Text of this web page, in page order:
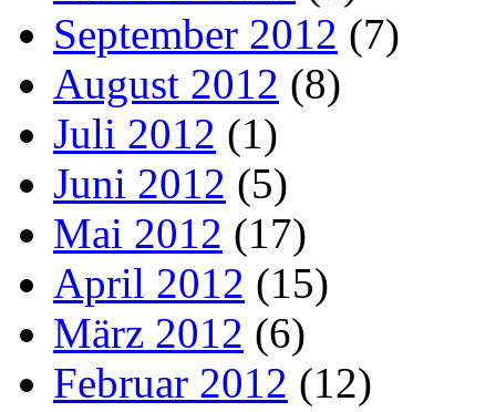
September 2012 (7)
August 2012 (8)
Juli 2012 (1)
Juni 2012 (5)
Mai 2012 (17)
April 2012 (15)
März 2012 (6)
Februar 2012 (12)